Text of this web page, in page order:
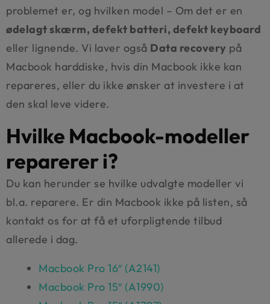
problemet er, og hvilken model – Om det er en
ødelagt skærm, defekt batteri, defekt keyboard
eller lignende. Vi laver også Data recovery på
Macbook harddiske, hvis din Macbook ikke kan
repareres, eller du ikke ønsker at investere i at
den skal leve videre.
Hvilke Macbook-modeller
reparerer i?
Du kan herunder se hvilke udvalgte modeller vi
bl.a. reparere. Er din Macbook ikke på listen, så
kontakt os for at få et uforpligtende tilbud
allerede i dag.
Macbook Pro 16″ (A2141)
Macbook Pro 15″ (A1990)